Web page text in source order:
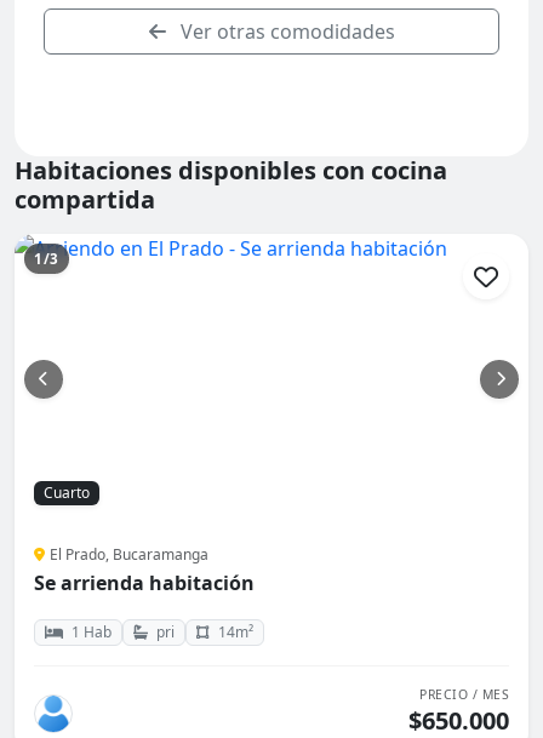
Ver otras comodidades
Habitaciones disponibles con cocina
compartida
1/3
Cuarto
El Prado, Bucaramanga
Se arrienda habitación
1 Hab pri 14m²
PRECIO / MES
$650.000